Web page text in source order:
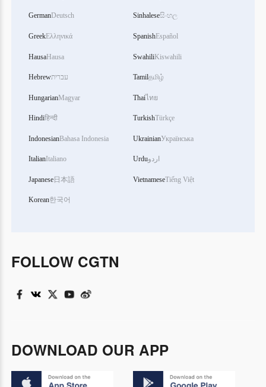
GermanDeutsch
GreekΕλληνικά
HausaHausa
Hebrewעברית
HungarianMagyar
Hindiहिन्दी
IndonesianBahasa Indonesia
ItalianItaliano
Japanese日本語
Korean한국어
Sinhaleseසිංහල
SpanishEspañol
SwahiliKiswahili
Tamilதமிழ்
Thaiไทย
TurkishTürkçe
UkrainianУкраїнська
Urduاردو
VietnameseTiếng Việt
FOLLOW CGTN
DOWNLOAD OUR APP